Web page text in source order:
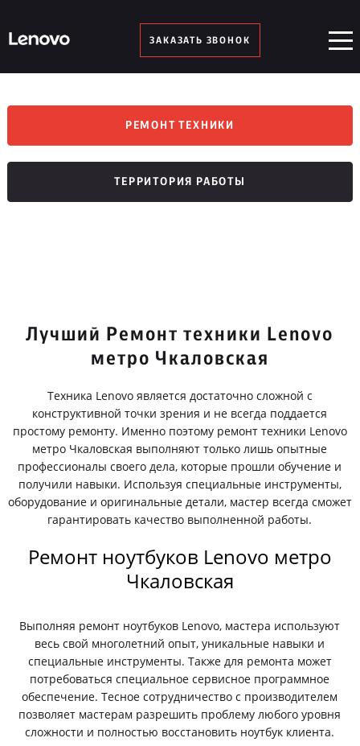
ЗАКАЗАТЬ ЗВОНОК
РЕМОНТ ТЕХНИКИ
ТЕРРИТОРИЯ РАБОТЫ
Лучший Ремонт техники Lenovo
метро Чкаловская
Техника Lenovo является достаточно сложной с
конструктивной точки зрения и не всегда поддается
простому ремонту. Именно поэтому ремонт техники Lenovo
метро Чкаловская выполняют только лишь опытные
профессионалы своего дела, которые прошли обучение и
получили навыки. Используя специальные инструменты,
оборудование и оригинальные детали, мастер всегда сможет
гарантировать качество выполненной работы.
Ремонт ноутбуков Lenovo метро
Чкаловская
Выполняя ремонт ноутбуков Lenovo, мастера используют
весь свой многолетний опыт, уникальные навыки и
специальные инструменты. Также для ремонта может
потребоваться специальное сервисное программное
обеспечение. Тесное сотрудничество с производителем
позволяет мастерам разрешить проблему любого уровня
сложности и полностью восстановить ноутбук клиента.